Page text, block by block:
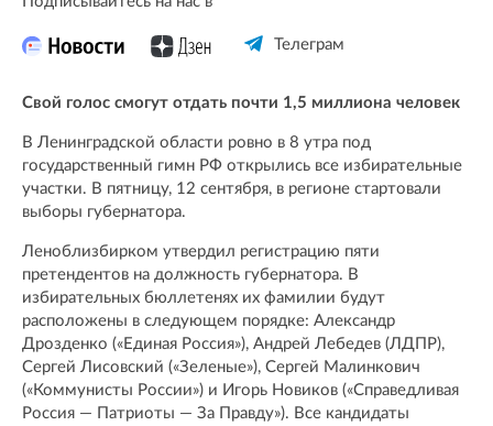
Телеграм
Свой голос смогут отдать почти 1,5 миллиона человек
В Ленинградской области ровно в 8 утра под
государственный гимн РФ открылись все избирательные
участки. В пятницу, 12 сентября, в регионе стартовали
выборы губернатора.
Леноблизбирком утвердил регистрацию пяти
претендентов на должность губернатора. В
избирательных бюллетенях их фамилии будут
расположены в следующем порядке: Александр
Дрозденко («Единая Россия»), Андрей Лебедев (ЛДПР),
Сергей Лисовский («Зеленые»), Сергей Малинкович
(«Коммунисты России») и Игорь Новиков («Справедливая
Россия — Патриоты — За Правду»). Все кандидаты